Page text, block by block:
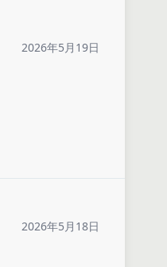
2026年5月19日
2026年5月18日